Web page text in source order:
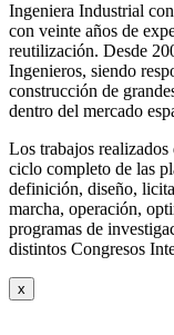
Ingeniera Industrial
con veinte años de
reutilización. Desde
Ingenieros, siendo
construcción de
dentro del mercado
Los trabajos realizados
ciclo completo de las
definición, diseño,
marcha, operación,
programas de
distintos Congresos
x